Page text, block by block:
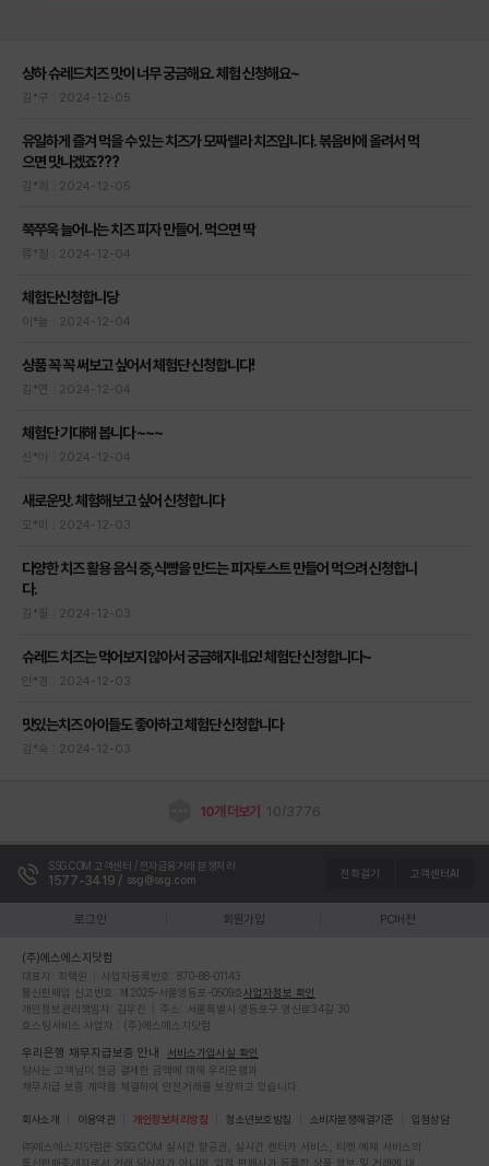
상하 슈레드치즈 맛이 너무 궁금해요. 체험 신청해요~
김*구 2024-12-05
유일하게 즐겨 먹을 수 있는 치즈가 모짜렐라 치즈입니다. 볶음바에 올려서 먹
으면 맛나겠죠???
김*희 2024-12-05
쭉쭈욱 늘어나는 치즈 피자 만들어. 먹으면 딱
류*정 2024-12-04
체험단신청합니당
이*늘 2024-12-04
상품 꼭 꼭 써보고 싶어서 체험단 신청합니다!
김*연 2024-12-04
체험단 기대해 봅니다 ~~~
신*아 2024-12-04
새로운맛. 체험해보고 싶어 신청합니다
오*미 2024-12-03
다양한 치즈 활용 음식 중,식빵을 만드는 피자토스트 만들어 먹으려 신청합니
다.
김*필 2024-12-03
슈레드 치즈는 먹어보지 않아서 궁금해지네요! 체험단 신청합니다~
안*경 2024-12-03
맛있는치즈 아이들도 좋아하고 체험단 신청합니다
김*숙 2024-12-03
10개 더보기 10/3776
SSG.COM 고객센터 / 전자금융거래 분쟁처리
1577-3419 / ssg@ssg.com 전화걸기 고객센터AI
로그인 회원가입 PC버전
(주)에스에스지닷컴
대표자: 최택원
사업자등록번호: 870-88-01143
통신판매업 신고번호: 제2025-서울영등포-0509호사업자정보 확인
개인정보관리책임자: 김우진
주소: 서울특별시 영등포구 영신로34길 30
호스팅서비스 사업자 : (주)에스에스지닷컴
우리은행 채무지급보증 안내
서비스가입사실 확인
당사는 고객님이 현금 결제한 금액에 대해 우리은행과
채무지급 보증 계약을 체결하여 안전거래를 보장하고 있습니다.
회사소개 이용약관 개인정보처리방침 청소년보호방침 소비자분쟁해결기준 입점상담
㈜에스에스지닷컴은 SSG.COM 실시간 항공권, 실시간 렌터카 서비스, 티켓 예매 서비스의
통신판매중개자로서 거래 당사자가 아니며, 입점 판매사가 등록한 상품 정보 및 거래에 대